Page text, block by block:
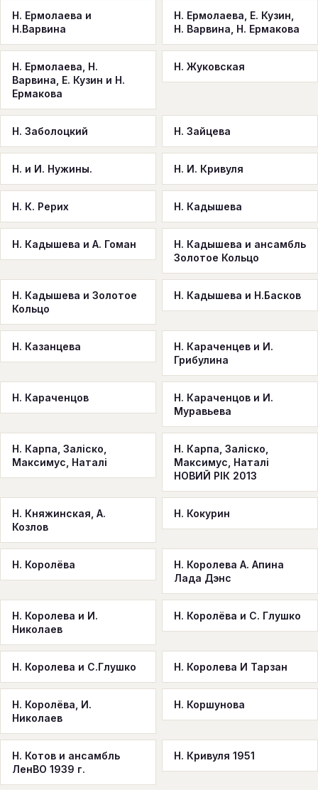
Н. Ермолаева и
Н.Варвина
Н. Ермолаева, Е. Кузин,
Н. Варвина, Н. Ермакова
Н. Ермолаева, Н.
Варвина, Е. Кузин и Н.
Ермакова
Н. Жуковская
Н. Заболоцкий Н. Зайцева
Н. и И. Нужины. Н. И. Кривуля
Н. К. Рерих Н. Кадышева
Н. Кадышева и А. Гоман
Н. Кадышева и ансамбль
Золотое Кольцо
Н. Кадышева и Золотое
Кольцо
Н. Кадышева и Н.Басков
Н. Казанцева
Н. Караченцев и И.
Грибулина
Н. Караченцов
Н. Караченцов и И.
Муравьева
Н. Карпа, Заліско,
Максимус, Наталі
Н. Карпа, Заліско,
Максимус, Наталі
НОВИЙ РІК 2013
Н. Княжинская, А.
Козлов
Н. Кокурин
Н. Королёва
Н. Королева А. Апина
Лада Дэнс
Н. Королева и И.
Николаев
Н. Королёва и С. Глушко
Н. Королева и С.Глушко Н. Королева И Тарзан
Н. Королёва, И.
Николаев
Н. Коршунова
Н. Котов и ансамбль
ЛенВО 1939 г.
Н. Кривуля 1951